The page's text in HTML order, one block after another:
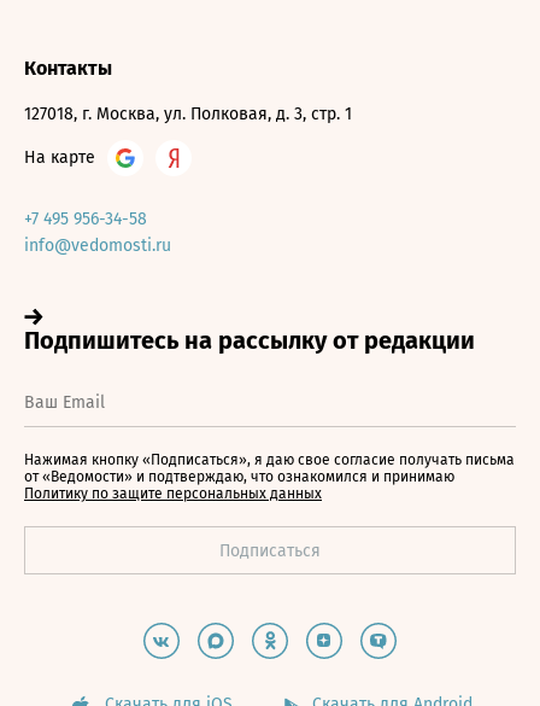
Контакты
127018, г. Москва, ул. Полковая, д. 3, стр. 1
На карте
+7 495 956-34-58
info@vedomosti.ru
Нажимая кнопку «Подписаться», я даю свое согласие получать письма
от «Ведомости» и подтверждаю, что ознакомился и принимаю
Политику по защите персональных данных